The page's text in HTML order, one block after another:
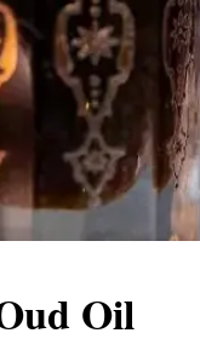
Oil